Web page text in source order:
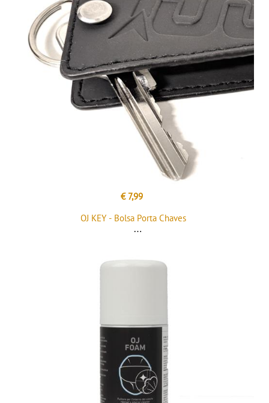
€ 7,99
OJ KEY - Bolsa Porta Chaves